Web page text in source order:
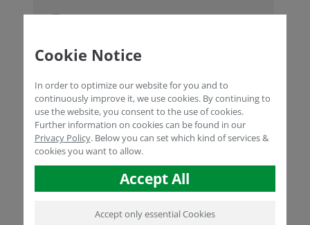
deficiencias de microelementos soluble en
agua a base de un biopolímero natural. El
biopolímero actua como agente quelante de
microelementos, que debido a su bajo peso
molecular, puede ser absorbido por las hojas
y las raíces, transportando así los nutrientes
quelatados al interior de la
planta.FULVITAL® Plus WSPsuministra
Hierro (Fe), Zinc (Zn), Manganeso (Mn) y Cobre
Cookie Notice
In order to optimize our website for you and to
continuously improve it, we use cookies. By continuing to
use the website, you consent to the use of cookies.
Further information on cookies can be found in our
Privacy Policy. Below you can set which kind of services &
cookies you want to allow.
Accept All
Accept only essential Cookies